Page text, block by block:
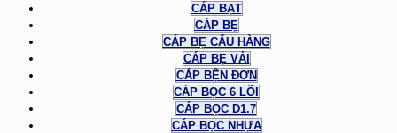
CÁP BẠT
CÁP BẸ
CÁP BẸ CẨU HÀNG
CÁP BẸ VẢI
CÁP BỆN ĐƠN
CÁP BỌC 6 LÕI
CÁP BỌC D1.7
CÁP BỌC NHỰA